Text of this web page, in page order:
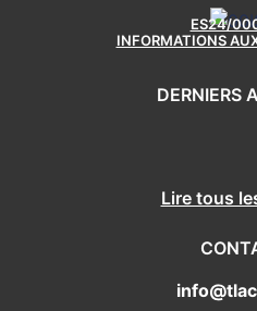
ES24/
INFORMATIONS
DERNIERS
Lire tous